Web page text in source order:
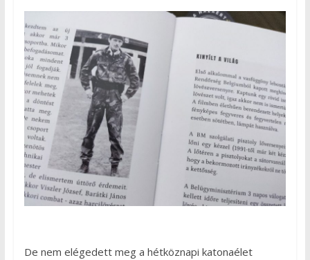
De nem elégedett meg a hétköznapi katonaélet